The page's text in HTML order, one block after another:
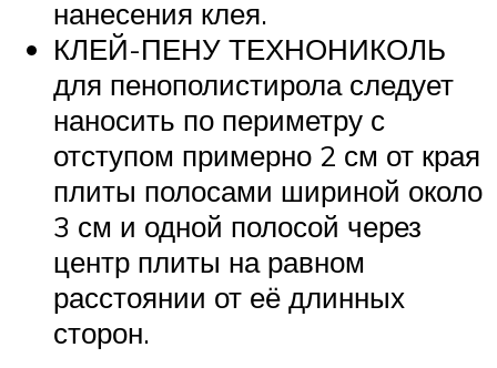
нанесения клея.
КЛЕЙ-ПЕНУ ТЕХНОНИКОЛЬ
для пенополистирола следует
наносить по периметру с
отступом примерно 2 см от края
плиты полосами шириной около
3 см и одной полосой через
центр плиты на равном
расстоянии от её длинных
сторон.